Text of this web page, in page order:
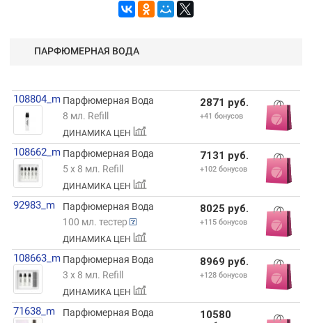
ПАРФЮМЕРНАЯ ВОДА
108804_m Парфюмерная Вода
8 мл. Refill
ДИНАМИКА ЦЕН
2871 руб.
+41 бонусов
108662_m Парфюмерная Вода
5 x 8 мл. Refill
ДИНАМИКА ЦЕН
7131 руб.
+102 бонусов
92983_m
Парфюмерная Вода
100 мл. тестер
ДИНАМИКА ЦЕН
8025 руб.
+115 бонусов
108663_m Парфюмерная Вода
3 x 8 мл. Refill
ДИНАМИКА ЦЕН
8969 руб.
+128 бонусов
71638_m
Парфюмерная Вода
10580